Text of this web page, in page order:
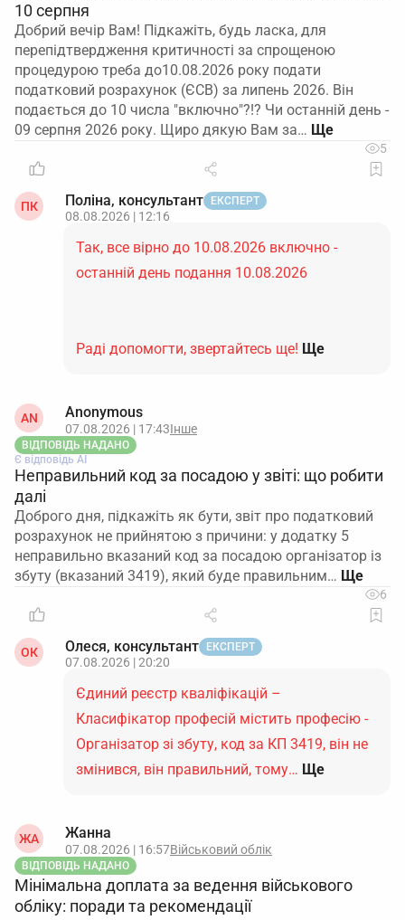
10 серпня
Добрий вечір Вам! Підкажіть, будь ласка, для
перепідтвердження критичності за спрощеною
процедурою треба до10.08.2026 року подати
податковий розрахунок (ЄСВ) за липень 2026. Він
подається до 10 числа "включно"?!? Чи останній день -
09 серпня 2026 року. Щиро дякую Вам за…
5
ПК Поліна, консультант ЕКСПЕРТ
08.08.2026 | 12:16
Так, все вірно до 10.08.2026 включно -
останній день подання 10.08.2026
Раді допомогти, звертайтесь ще! Ще
AN Anonymous
07.08.2026 | 17:43Інше
ВІДПОВІДЬ НАДАНО
Є відповідь АІ
Неправильний код за посадою у звіті: що робити
далі
Доброго дня, підкажіть як бути, звіт про податковий
розрахунок не прийнятою з причини: у додатку 5
неправильно вказаний код за посадою організатор із
збуту (вказаний 3419), який буде правильним…
6
ОК Олеся, консультант ЕКСПЕРТ
07.08.2026 | 20:20
Єдиний реєстр кваліфікацій –
Класифікатор професій містить професію -
Організатор зі збуту, код за КП 3419, він не
змінився, він правильний, тому… Ще
ЖА Жанна
07.08.2026 | 16:57Військовий облік
ВІДПОВІДЬ НАДАНО
Мінімальна доплата за ведення військового
обліку: поради та рекомендації